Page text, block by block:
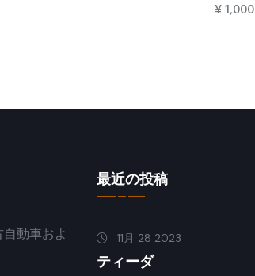
¥1,000
動車およ
最近の投稿
11月 28 2023
ティーダ